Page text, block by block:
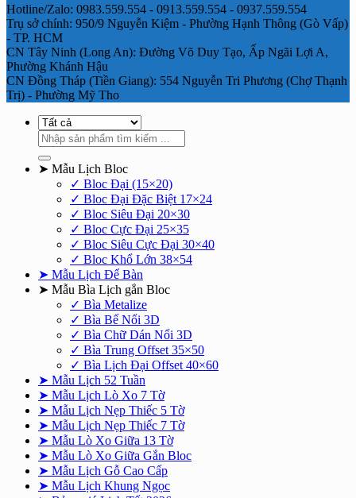
Hotline/Zalo: 0983.559.554 - 0913.559.554 - 0937.559.554
Trụ sở chính: 950/9 Nguyễn Kiệm - Phường Hạnh Thông (Gò Vấp)
- TP. HCM
CN Tây Ninh (Long An): Đường Võ Duy Tạo, Ấp Ngãi Lợi A,
Phường Khánh Hậu
CN Đồng Tháp (Tiền Giang): 554 Nguyễn Tri Phương (Chợ Thạnh
Trị) - Phường Mỹ Tho
Tìm
kiếm:
➤ Mẫu Lịch Bloc
✓ Bloc Đại (15×20)
✓ Bloc Đại Đặc Biệt 17×24
✓ Bloc Siêu Đại 20×30
✓ Bloc Cực Đại 25×35
✓ Bloc Siêu Cực Đại 30×40
✓ Bloc Khổ Lớn 38×54
➤ Mẫu Lịch Để Bàn
➤ Mẫu Bìa Lịch gắn Bloc
✓ Bìa Metalize
✓ Bìa Bế Nổi 3D
✓ Bìa Chữ Dán Nổi 3D
✓ Bìa Trung Offset 35×50
✓ Bìa Lịch Đại Offset 40×60
➤ Mẫu Lịch 52 Tuần
➤ Mẫu Lịch Lò Xo 7 Tờ
➤ Mẫu Lịch Nẹp Thiếc 5 Tờ
➤ Mẫu Lịch Nẹp Thiếc 7 Tờ
➤ Mẫu Lò Xo Giữa 13 Tờ
➤ Mẫu Lò Xo Giữa Gắn Bloc
➤ Mẫu Lịch Gỗ Cao Cấp
➤ Mẫu Lịch Khung Ngọc